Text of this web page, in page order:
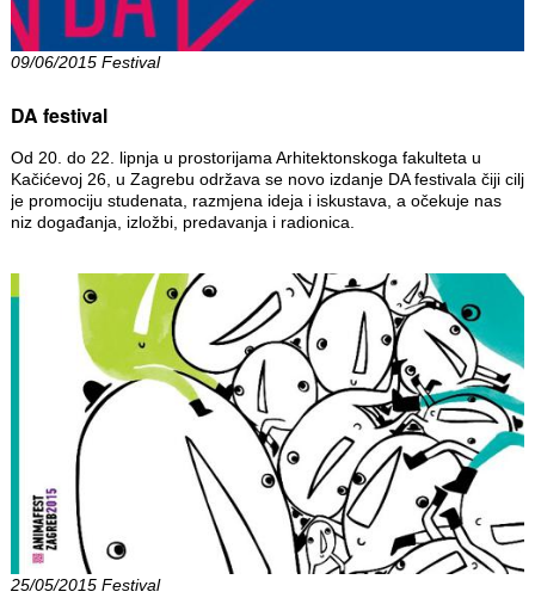
09/06/2015 Festival
DA festival
Od 20. do 22. lipnja u prostorijama Arhitektonskoga fakulteta u
Kačićevoj 26, u Zagrebu održava se novo izdanje DA festivala čiji cilj
je promociju studenata, razmjena ideja i iskustava, a očekuje nas
niz događanja, izložbi, predavanja i radionica.
25/05/2015 Festival